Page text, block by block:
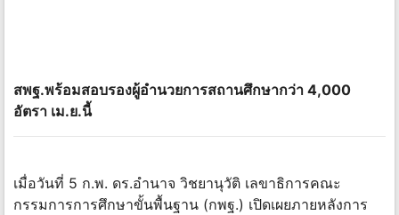
สพฐ.พร้อมสอบรองผู้อำนวยการสถานศึกษากว่า 4,000
อัตรา เม.ย.นี้
เมื่อวันที่ 5 ก.พ. ดร.อำนาจ วิชยานุวัติ เลขาธิการคณะ
กรรมการการศึกษาขั้นพื้นฐาน (กพฐ.) เปิดเผยภายหลังการ